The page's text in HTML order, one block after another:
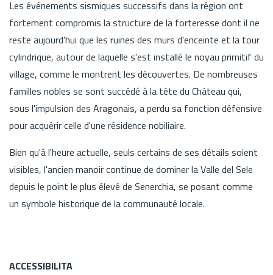
Les événements sismiques successifs dans la région ont
fortement compromis la structure de la forteresse dont il ne
reste aujourd'hui que les ruines des murs d'enceinte et la tour
cylindrique, autour de laquelle s'est installé le noyau primitif du
village, comme le montrent les découvertes. De nombreuses
familles nobles se sont succédé à la tête du Château qui,
sous l'impulsion des Aragonais, a perdu sa fonction défensive
pour acquérir celle d'une résidence nobiliaire.
Bien qu'à l'heure actuelle, seuls certains de ses détails soient
visibles, l'ancien manoir continue de dominer la Valle del Sele
depuis le point le plus élevé de Senerchia, se posant comme
un symbole historique de la communauté locale.
ACCESSIBILITA